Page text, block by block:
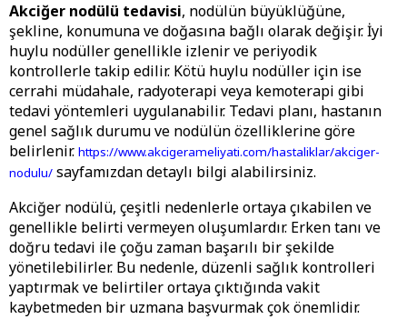
Akciğer nodülü tedavisi, nodülün büyüklüğüne,
şekline, konumuna ve doğasına bağlı olarak değişir. İyi
huylu nodüller genellikle izlenir ve periyodik
kontrollerle takip edilir. Kötü huylu nodüller için ise
cerrahi müdahale, radyoterapi veya kemoterapi gibi
tedavi yöntemleri uygulanabilir. Tedavi planı, hastanın
genel sağlık durumu ve nodülün özelliklerine göre
belirlenir. https://www.akcigerameliyati.com/hastaliklar/akciger-
nodulu/ sayfamızdan detaylı bilgi alabilirsiniz.
Akciğer nodülü, çeşitli nedenlerle ortaya çıkabilen ve
genellikle belirti vermeyen oluşumlardır. Erken tanı ve
doğru tedavi ile çoğu zaman başarılı bir şekilde
yönetilebilirler. Bu nedenle, düzenli sağlık kontrolleri
yaptırmak ve belirtiler ortaya çıktığında vakit
kaybetmeden bir uzmana başvurmak çok önemlidir.